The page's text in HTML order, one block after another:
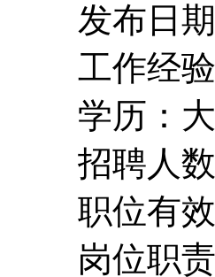
发布日
工作经
学历：
招聘人
职位有
岗位职责